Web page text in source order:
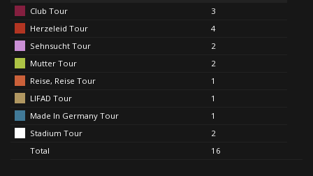
Club Tour
3
Herzeleid Tour
4
Sehnsucht Tour
2
Mutter Tour
2
Reise, Reise Tour
1
LIFAD Tour
1
Made In Germany Tour
1
Stadium Tour
2
Total
16